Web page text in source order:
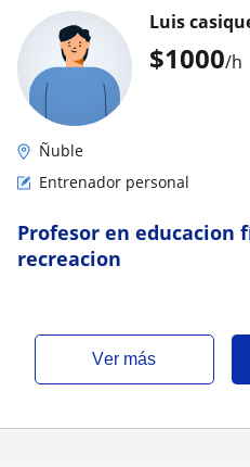
$1000/h
Luis
Ñuble
Entrenador personal
Profesor en educacion
recreacion
ver más